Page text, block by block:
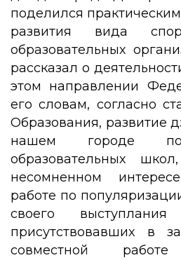
поделился
развития вида
образовательных
рассказал о
этом направлении
его словам, согласно
Образования, развитие
нашем городе
образовательных
несомненном
работе по
своего
присутствовавших в
совместной